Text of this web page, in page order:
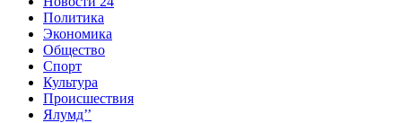
Политика
Экономика
Общество
Спорт
Культура
Происшествия
Ялумд’’